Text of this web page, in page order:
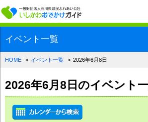
一般財
イベント一覧
HOME イベント一覧 2026年6月8日
2026年6月8日のイベント